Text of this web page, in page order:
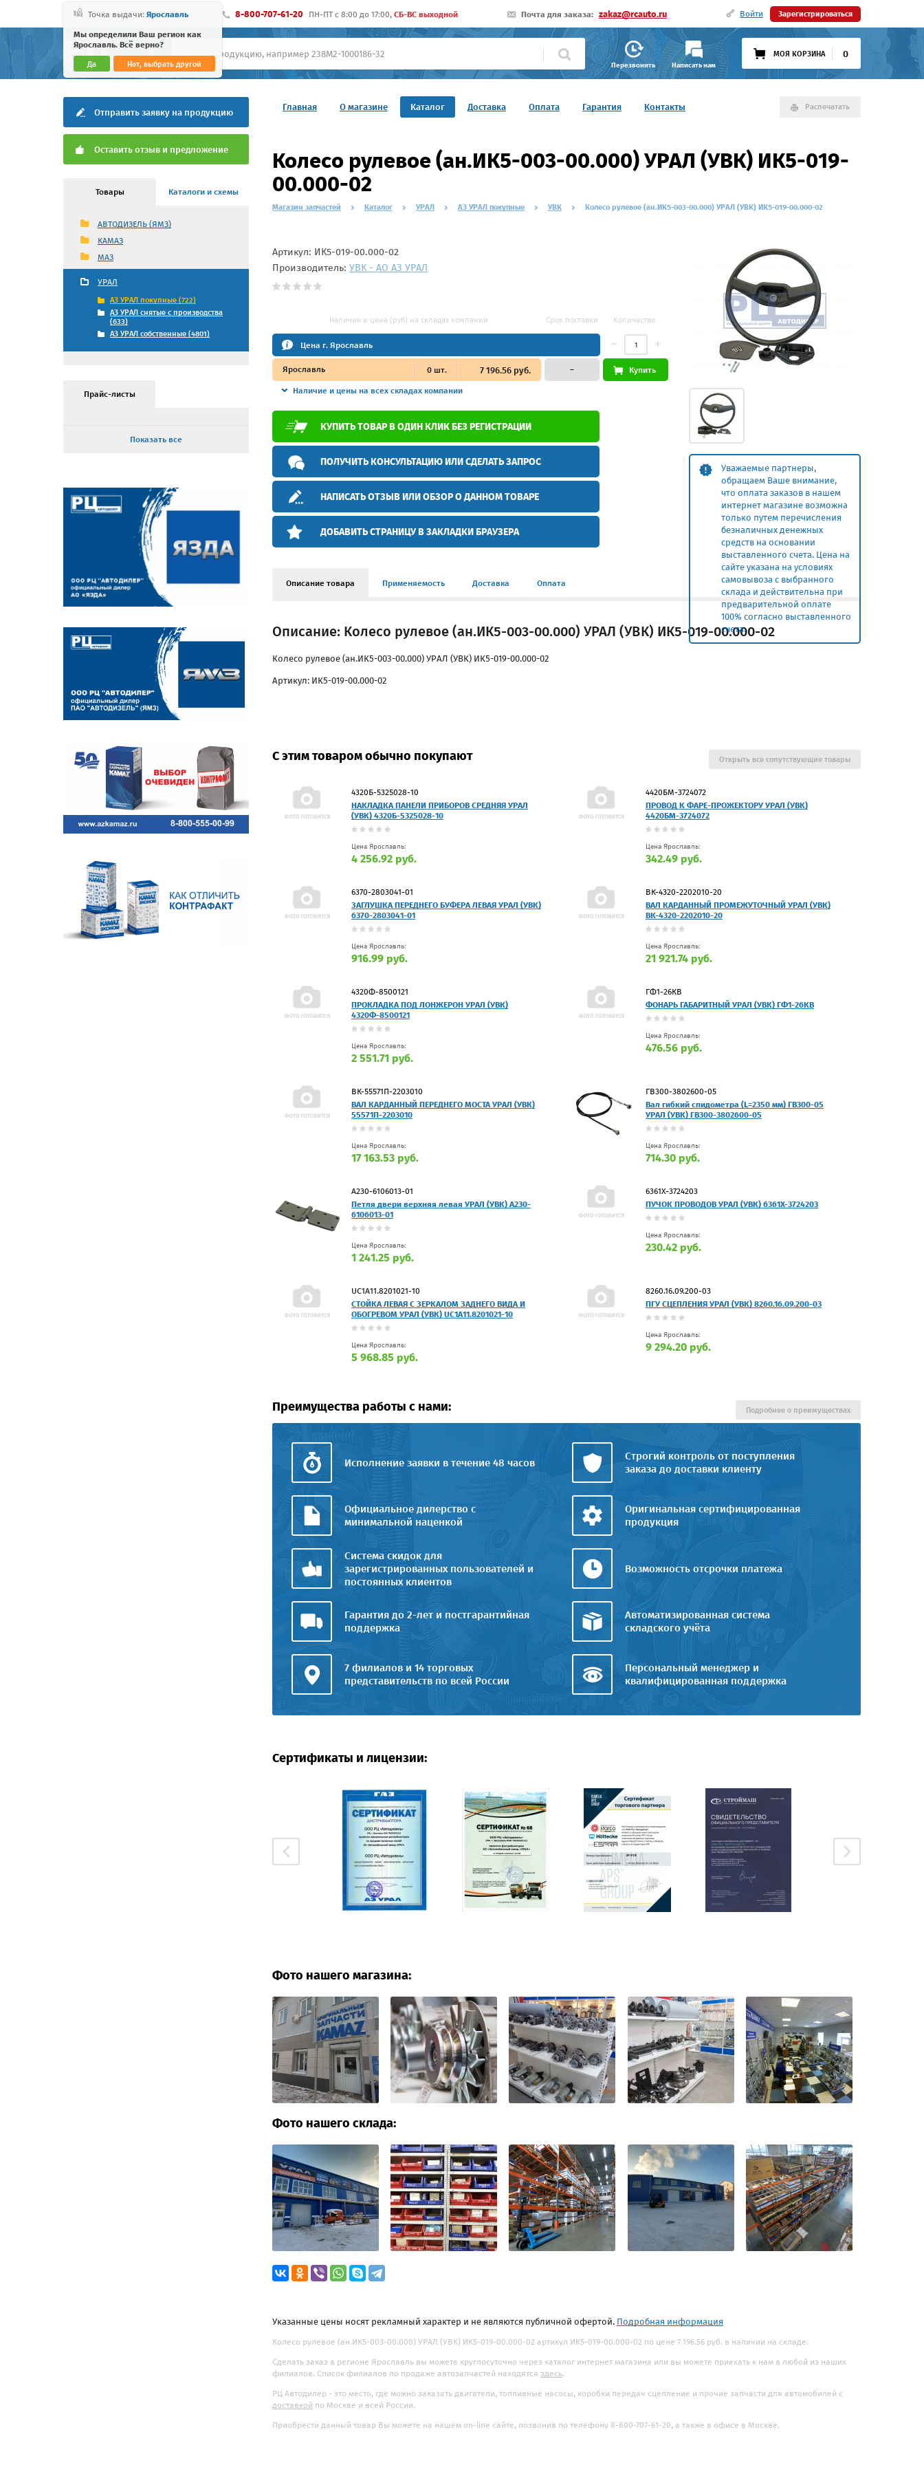
Точка выдачи: Ярославль
Мы определили Ваш регион как
Ярославль. Всё верно?
Да Нет, выбрать другой
8-800-707-61-20 ПН-ПТ c 8:00 до 17:00, СБ-ВС выходной Почта для заказа: zakaz@rcauto.ru Войти Зарегистрироваться
Перезвонить Написать нам
МОЯ КОРЗИНА 0
Главная О магазине Каталог Доставка Оплата Гарантия Контакты Распечатать
Отправить заявку на продукцию
Оставить отзыв и предложение
Товары Каталоги и схемы
АВТОДИЗЕЛЬ (ЯМЗ)
КАМАЗ
МАЗ
УРАЛ
АЗ УРАЛ покупные (722)
АЗ УРАЛ снятые с производства
(633)
АЗ УРАЛ собственные (4801)
Прайс-листы
Показать все
Колесо рулевое (ан.ИК5-003-00.000) УРАЛ (УВК) ИК5-019-
00.000-02
Магазин запчастей Каталог УРАЛ АЗ УРАЛ покупные УВК Колесо рулевое (ан.ИК5-003-00.000) УРАЛ (УВК) ИК5-019-00.000-02
Уважаемые партнеры,
обращаем Ваше внимание,
что оплата заказов в нашем
интернет магазине возможна
только путем перечисления
безналичных денежных
средств на основании
выставленного счета. Цена на
сайте указана на условиях
самовывоза с выбранного
склада и действительна при
предварительной оплате
100% согласно выставленного
счета.
Артикул: ИК5-019-00.000-02
Производитель: УВК - АО АЗ УРАЛ
Наличие и цена (руб) на складах компании Срок поставки Количество
Цена г. Ярославль
Ярославль 0шт. 7 196.56 руб.
Наличие и цены на всех складах компании
– Купить
КУПИТЬ ТОВАР В ОДИН КЛИК БЕЗ РЕГИСТРАЦИИ
ПОЛУЧИТЬ КОНСУЛЬТАЦИЮ ИЛИ СДЕЛАТЬ ЗАПРОС
НАПИСАТЬ ОТЗЫВ ИЛИ ОБЗОР О ДАННОМ ТОВАРЕ
ДОБАВИТЬ СТРАНИЦУ В ЗАКЛАДКИ БРАУЗЕРА
Описание товара Применяемость Доставка Оплата
Описание: Колесо рулевое (ан.ИК5-003-00.000) УРАЛ (УВК) ИК5-019-00.000-02
Колесо рулевое (ан.ИК5-003-00.000) УРАЛ (УВК) ИК5-019-00.000-02
Артикул: ИК5-019-00.000-02
С этим товаром обычно покупают
4320Б-5325028-10
НАКЛАДКА ПАНЕЛИ ПРИБОРОВ СРЕДНЯЯ УРАЛ
(УВК) 4320Б-5325028-10
Цена Ярославль:
4 256.92 руб.
4420БМ-3724072
ПРОВОД К ФАРЕ-ПРОЖЕКТОРУ УРАЛ (УВК)
4420БМ-3724072
Цена Ярославль:
342.49 руб.
6370-2803041-01
ЗАГЛУШКА ПЕРЕДНЕГО БУФЕРА ЛЕВАЯ УРАЛ (УВК)
6370-2803041-01
Цена Ярославль:
916.99 руб.
ВК-4320-2202010-20
ВАЛ КАРДАННЫЙ ПРОМЕЖУТОЧНЫЙ УРАЛ (УВК)
ВК-4320-2202010-20
Цена Ярославль:
21 921.74 руб.
4320Ф-8500121
ПРОКЛАДКА ПОД ЛОНЖЕРОН УРАЛ (УВК)
4320Ф-8500121
Цена Ярославль:
2 551.71 руб.
ГФ1-26КВ
ФОНАРЬ ГАБАРИТНЫЙ УРАЛ (УВК) ГФ1-26КВ
Цена Ярославль:
476.56 руб.
ВК-55571П-2203010
ВАЛ КАРДАННЫЙ ПЕРЕДНЕГО МОСТА УРАЛ (УВК)
55571П-2203010
Цена Ярославль:
17 163.53 руб.
ГВ300-3802600-05
Вал гибкий спидометра (L=2350 мм) ГВ300-05
УРАЛ (УВК) ГВ300-3802600-05
Цена Ярославль:
714.30 руб.
А230-6106013-01
Петля двери верхняя левая УРАЛ (УВК) А230-
6106013-01
Цена Ярославль:
1 241.25 руб.
6361Х-3724203
ПУЧОК ПРОВОДОВ УРАЛ (УВК) 6361Х-3724203
Цена Ярославль:
230.42 руб.
UC1A11.8201021-10
СТОЙКА ЛЕВАЯ С ЗЕРКАЛОМ ЗАДНЕГО ВИДА И
ОБОГРЕВОМ УРАЛ (УВК) UC1A11.8201021-10
Цена Ярославль:
5 968.85 руб.
8260.16.09.200-03
ПГУ СЦЕПЛЕНИЯ УРАЛ (УВК) 8260.16.09.200-03
Цена Ярославль:
9 294.20 руб.
Открыть все сопутствующие товары
Преимущества работы с нами:
Исполнение заявки в течение 48 часов
Строгий контроль от поступления
заказа до доставки клиенту
Официальное дилерство с
минимальной наценкой
Оригинальная сертифицированная
продукция
Система скидок для
зарегистрированных пользователей и
постоянных клиентов
Возможность отсрочки платежа
Гарантия до 2-лет и постгарантийная
поддержка
Автоматизированная система
складского учёта
7 филиалов и 14 торговых
представительств по всей России
Персональный менеджер и
квалифицированная поддержка
Подробнее о преимуществах
Сертификаты и лицензии:
Фото нашего магазина:
Фото нашего склада:
Указанные цены носят рекламный характер и не являются публичной офертой. Подробная информация
Колесо рулевое (ан.ИК5-003-00.000) УРАЛ (УВК) ИК5-019-00.000-02 артикул ИК5-019-00.000-02 по цене 7 196.56 руб. в наличии на складе.
Сделать заказ в регионе Ярославль вы можете круглосуточно через каталог интернет магазина или вы можете приехать к нам в любой из наших
филиалов. Список филиалов по продаже автозапчастей находятся здесь.
РЦ Автодилер - это место, где можно заказать двигатели, топливные насосы, коробки передач сцепление и прочие запчасти для автомобилей с
доставкой по Москве и всей России.
Приобрести данный товар Вы можете на нашем on-line сайте, позвонив по телефону 8-800-707-61-20, а также в офисе в Москве.